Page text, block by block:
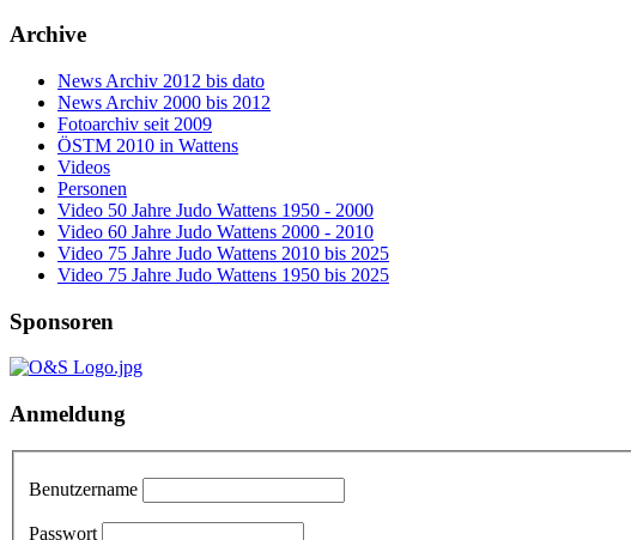
Archive
News Archiv 2012 bis dato
News Archiv 2000 bis 2012
Fotoarchiv seit 2009
ÖSTM 2010 in Wattens
Videos
Personen
Video 50 Jahre Judo Wattens 1950 - 2000
Video 60 Jahre Judo Wattens 2000 - 2010
Video 75 Jahre Judo Wattens 2010 bis 2025
Video 75 Jahre Judo Wattens 1950 bis 2025
Sponsoren
Anmeldung
Benutzername
Passwort